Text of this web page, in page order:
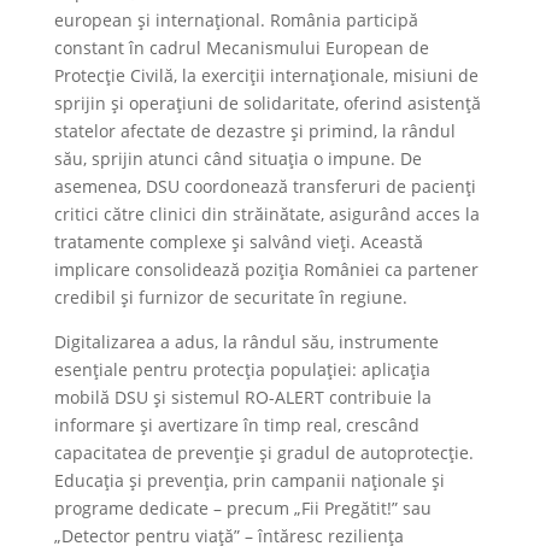
european și internațional. România participă
constant în cadrul Mecanismului European de
Protecție Civilă, la exerciții internaționale, misiuni de
sprijin și operațiuni de solidaritate, oferind asistență
statelor afectate de dezastre și primind, la rândul
său, sprijin atunci când situația o impune. De
asemenea, DSU coordonează transferuri de pacienți
critici către clinici din străinătate, asigurând acces la
tratamente complexe și salvând vieți. Această
implicare consolidează poziția României ca partener
credibil și furnizor de securitate în regiune.
Digitalizarea a adus, la rândul său, instrumente
esențiale pentru protecția populației: aplicația
mobilă DSU și sistemul RO-ALERT contribuie la
informare și avertizare în timp real, crescând
capacitatea de prevenție și gradul de autoprotecție.
Educația și prevenția, prin campanii naționale și
programe dedicate – precum „Fii Pregătit!” sau
„Detector pentru viață” – întăresc reziliența